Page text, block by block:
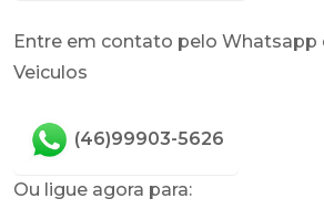
Entre em contato pelo Whatsapp
Veiculos
(46)99903-5626
Ou ligue agora para: